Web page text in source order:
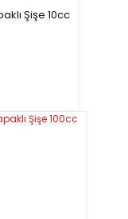
Şişe 10cc